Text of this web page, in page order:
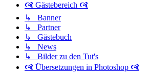
🙧 Gästebereich 🙧
↳ Banner
↳ Partner
↳ Gästebuch
↳ News
↳ Bilder zu den Tut's
🙧 Übersetzungen in Photoshop 🙧